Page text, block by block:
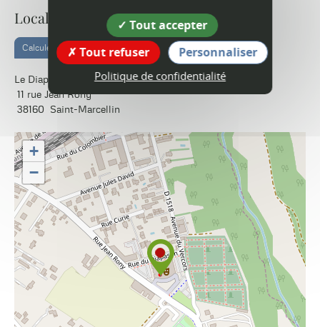
Localisation
Calculer votre itinéraire
Le Diapason
11 rue Jean Rony
38160
Saint-Marcellin
+
−
Tout accepter
Tout refuser
Personnaliser
Politique de confidentialité